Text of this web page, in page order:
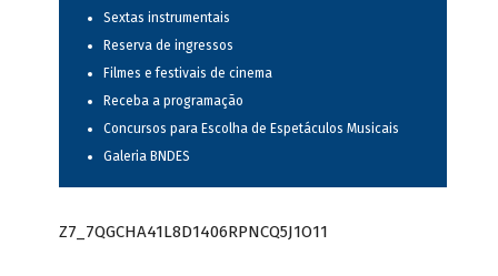
Sextas instrumentais
Reserva de ingressos
Filmes e festivais de cinema
Receba a programação
Concursos para Escolha de Espetáculos Musicais
Galeria BNDES
Z7_7QGCHA41L8D1406RPNCQ5J1O11